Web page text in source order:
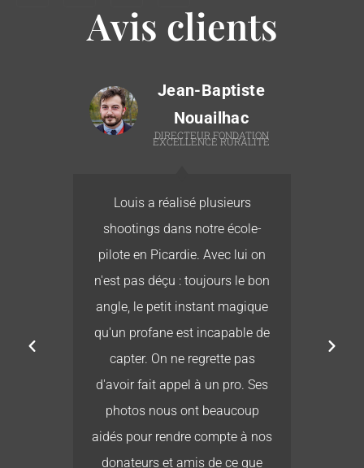
Avis clients
Louis a réalisé plusieurs
shootings dans notre école-
pilote en Picardie. Avec lui on
n'est pas déçu : toujours le bon
angle, le petit instant magique
qu'un profane est incapable de
capter. On ne regrette pas
d'avoir fait appel à un pro. Ses
photos nous ont beaucoup
aidés pour rendre compte à nos
donateurs et amis de ce que
Jean-Baptiste
Nouailhac
DIRECTEUR FONDATION
EXCELLENCE RURALITÉ